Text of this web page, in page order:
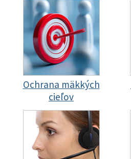
Ochrana mäkkých
cieľov